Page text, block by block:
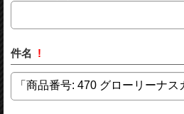
件名 !